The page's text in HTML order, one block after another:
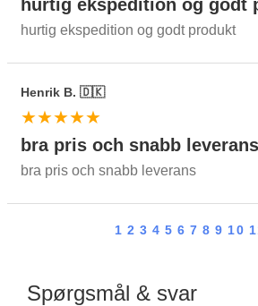
hurtig ekspedition og godt
hurtig ekspedition og godt produkt
Henrik B. 🇩🇰
★★★★★
bra pris och snabb leverans
bra pris och snabb leverans
1 2 3 4 5 6 7 8 9 10
Spørgsmål & svar